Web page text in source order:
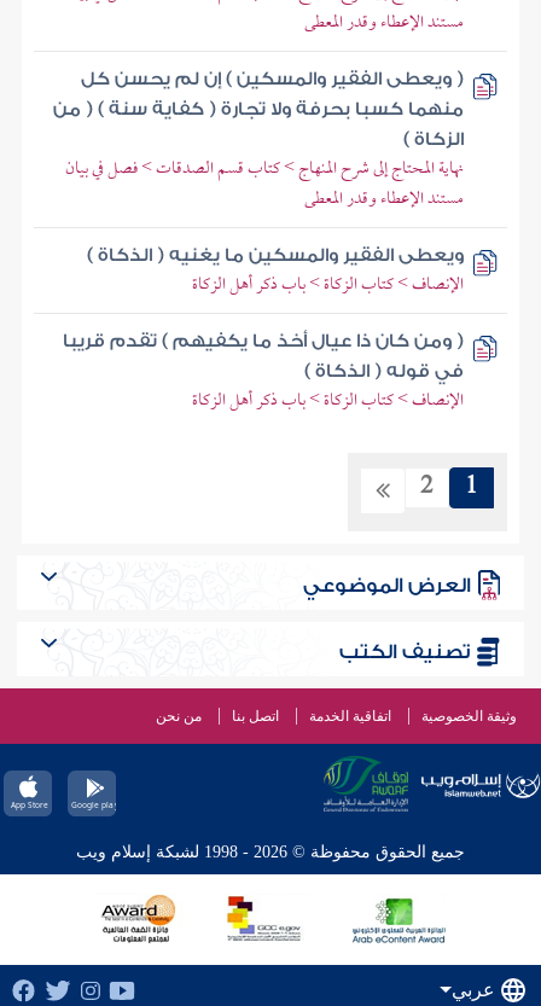
مستند الإعطاء وقدر المعطى
( ويعطى الفقير والمسكين ) إن لم يحسن كل
منهما كسبا بحرفة ولا تجارة ( كفاية سنة ) ( من
الزكاة )
نهاية المحتاج إلى شرح المنهاج > كتاب قسم الصدقات > فصل في بيان
مستند الإعطاء وقدر المعطى
ويعطى الفقير والمسكين ما يغنيه ( الذكاة )
الإنصاف > كتاب الزكاة > باب ذكر أهل الزكاة
( ومن كان ذا عيال أخذ ما يكفيهم ) تقدم قريبا
في قوله ( الذكاة )
الإنصاف > كتاب الزكاة > باب ذكر أهل الزكاة
1
2
العرض الموضوعي
تصنيف الكتب
وثيقة الخصوصية اتفاقية الخدمة اتصل بنا من نحن
جميع الحقوق محفوظة © 2026 - 1998 لشبكة إسلام ويب
عربي